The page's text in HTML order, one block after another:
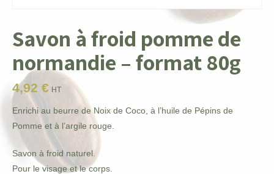
Savon à froid pomme de
normandie – format 80g
4,92 € HT
Enrichi au beurre de Noix de Coco, à l’huile de Pépins de
Pomme et à l’argile rouge.
Savon à froid naturel.
Pour le visage et le corps.